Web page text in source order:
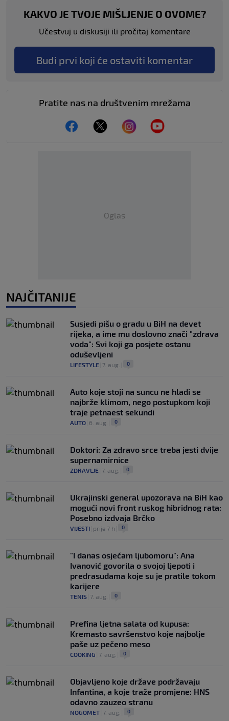
KAKVO JE TVOJE MIŠLJENJE O OVOME?
Učestvuj u diskusiji ili pročitaj komentare
Budi prvi koji će ostaviti komentar
Pratite nas na društvenim mrežama
Oglas
NAJČITANIJE
Susjedi pišu o gradu u BiH na devet
rijeka, a ime mu doslovno znači "zdrava
voda": Svi koji ga posjete ostanu
oduševljeni
LIFESTYLE 7. aug. 0
Auto koje stoji na suncu ne hladi se
najbrže klimom, nego postupkom koji
traje petnaest sekundi
AUTO 6. aug. 0
Doktori: Za zdravo srce treba jesti dvije
supernamirnice
ZDRAVLJE 7. aug. 0
Ukrajinski general upozorava na BiH kao
mogući novi front ruskog hibridnog rata:
Posebno izdvaja Brčko
VIJESTI prije 7 h 0
"I danas osjećam ljubomoru": Ana
Ivanović govorila o svojoj ljepoti i
predrasudama koje su je pratile tokom
karijere
TENIS 7. aug. 0
Prefina ljetna salata od kupusa:
Kremasto savršenstvo koje najbolje
paše uz pečeno meso
COOKING 7. aug. 0
Objavljeno koje države podržavaju
Infantina, a koje traže promjene: HNS
odavno zauzeo stranu
NOGOMET 7. aug. 0